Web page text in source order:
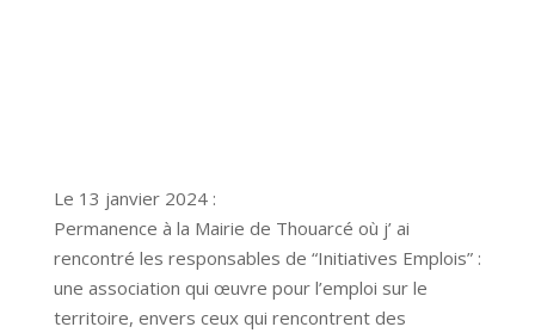
Le 13 janvier 2024 :
Permanence à la Mairie de Thouarcé où j’ ai
rencontré les responsables de “Initiatives Emplois” :
une association qui œuvre pour l’emploi sur le
territoire, envers ceux qui rencontrent des